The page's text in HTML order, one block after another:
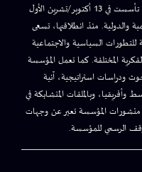
مؤسسة إعلامية وبحثية مستقلة ماليًا وإداريًا، تأسست في 13 أكتوبر/تشرين الأول
والدولية. منذ انطلاقتها، تسعى
للتطورات السياسية والاجتماعية
المختلفة. كما تعمل المؤسسة
ودراسات استراتيجية، آنية
وبالملفات المتشابكة في
في منشورات المؤسسة تعبر عن وجهات
الرسمي للمؤسسة.